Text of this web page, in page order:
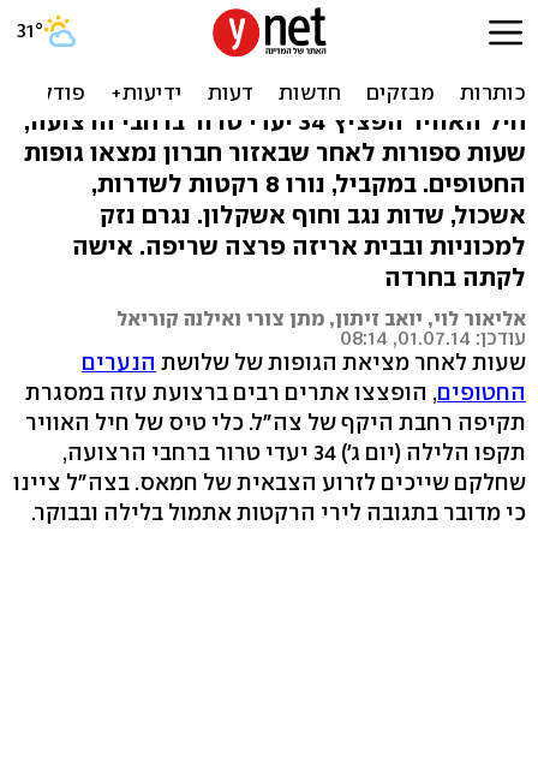
תקיפה נרחבת בעזה, רקטות
נורו לישראל
חיל האוויר הפציץ 34 יעדי טרור ברחבי הרצועה,
שעות ספורות לאחר שבאזור חברון נמצאו גופות
החטופים. במקביל, נורו 8 רקטות לשדרות,
אשכול, שדות נגב וחוף אשקלון. נגרם נזק
למכוניות ובבית אריזה פרצה שריפה. אישה
לקתה בחרדה
אליאור לוי, יואב זיתון, מתן צורי ואילנה קוריאל
עודכן: 01.07.14, 08:14
שעות לאחר מציאת הגופות של שלושת הנערים
החטופים, הופצצו אתרים רבים ברצועת עזה במסגרת
תקיפה רחבת היקף של צה"ל. כלי טיס של חיל האוויר
תקפו הלילה (יום ג') 34 יעדי טרור ברחבי הרצועה,
שחלקם שייכים לזרוע הצבאית של חמאס. בצה"ל ציינו
כי מדובר בתגובה לירי הרקטות אתמול בלילה ובבוקר.